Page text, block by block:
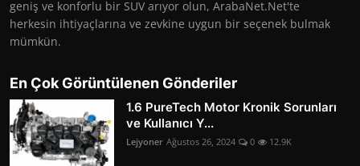
geniş ve konforlu bir SUV arıyor olun, ArabaNet.Net'te
herkesin ihtiyaçlarına ve zevkine uygun bir seçenek bulmak
mümkün.
En Çok Görüntülenen Gönderiler
1.6 PureTech Motor Kronik Sorunları
ve Kullanıcı Y...
Lejyoner Ağustos 26, 2024 0 12.9K